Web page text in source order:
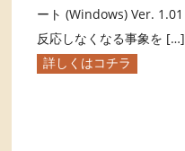
ート (Windows) Ver.
反応しなくなる事象を […]
詳しくはコチラ